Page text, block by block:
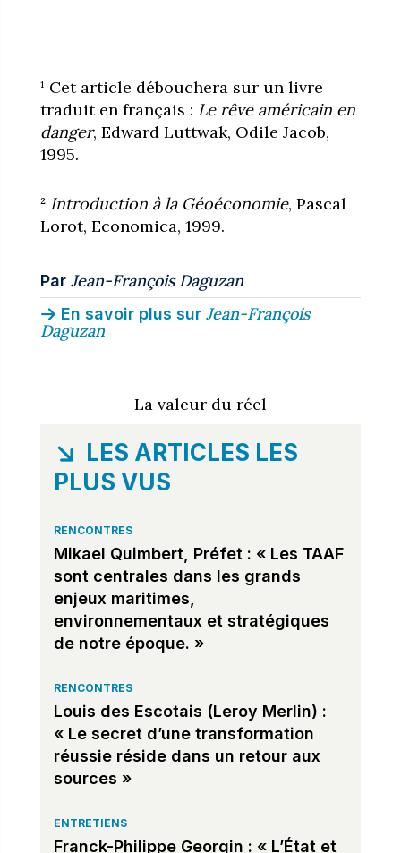
¹ Cet article débouchera sur un livre
traduit en français : Le rêve américain en
danger, Edward Luttwak, Odile Jacob,
1995.
² Introduction à la Géoéconomie, Pascal
Lorot, Economica, 1999.
Par Jean-François Daguzan
En savoir plus sur Jean-François
Daguzan
La valeur du réel
LES ARTICLES LES
PLUS VUS
RENCONTRES
Mikael Quimbert, Préfet : « Les TAAF
sont centrales dans les grands
enjeux maritimes,
environnementaux et stratégiques
de notre époque. »
RENCONTRES
Louis des Escotais (Leroy Merlin) :
« Le secret d’une transformation
réussie réside dans un retour aux
sources »
ENTRETIENS
Franck-Philippe Georgin : « L’État et